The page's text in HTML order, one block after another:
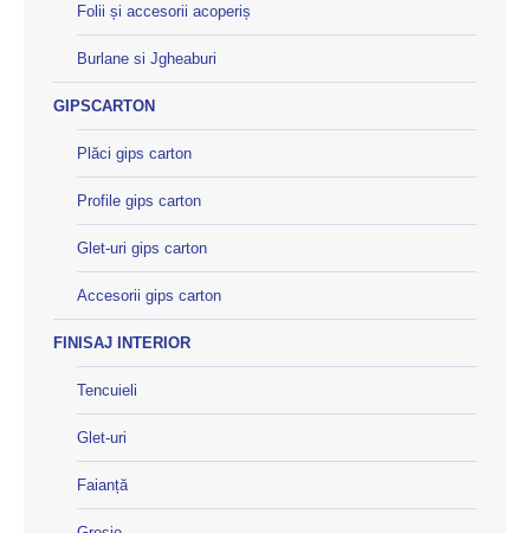
Folii și accesorii acoperiș
Burlane si Jgheaburi
GIPSCARTON
Plăci gips carton
Profile gips carton
Glet-uri gips carton
Accesorii gips carton
FINISAJ INTERIOR
Tencuieli
Glet-uri
Faianță